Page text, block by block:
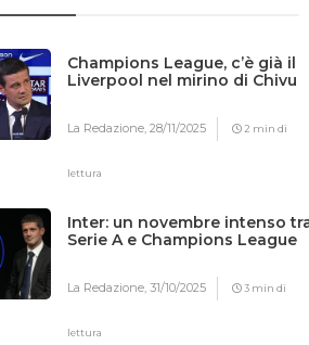
Champions League, c’è già il
Liverpool nel mirino di Chivu
La Redazione,28/11/2025 2 min di
lettura
Inter: un novembre intenso
Serie A e Champions League
La Redazione,31/10/2025 3 min di
lettura